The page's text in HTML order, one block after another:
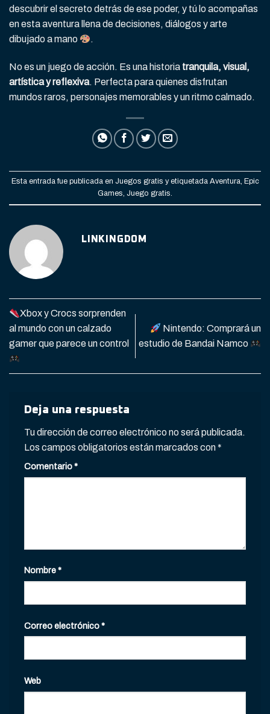
descubrir el secreto detrás de ese poder, y tú lo acompañas
en esta aventura llena de decisiones, diálogos y arte
dibujado a mano
.
No es un juego de acción. Es una historia tranquila, visual,
artística y reflexiva. Perfecta para quienes disfrutan
mundos raros, personajes memorables y un ritmo calmado.
Esta entrada fue publicada en Juegos gratis y etiquetada Aventura, Epic
Games, Juego gratis.
LINKINGDOM
Xbox y Crocs sorprenden
al mundo con un calzado
gamer que parece un control
Nintendo: Comprará un
estudio de Bandai Namco
Deja una respuesta
Tu dirección de correo electrónico no será publicada.
Los campos obligatorios están marcados con*
Comentario*
Nombre*
Correo electrónico*
Web